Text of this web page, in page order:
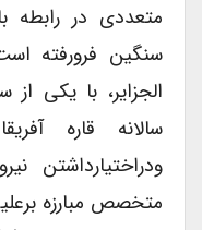
متعددی در رابطه
سنگین فرورفته
الجزایر، با یکی
ودراختیارداشتن
متخصص مبارزه